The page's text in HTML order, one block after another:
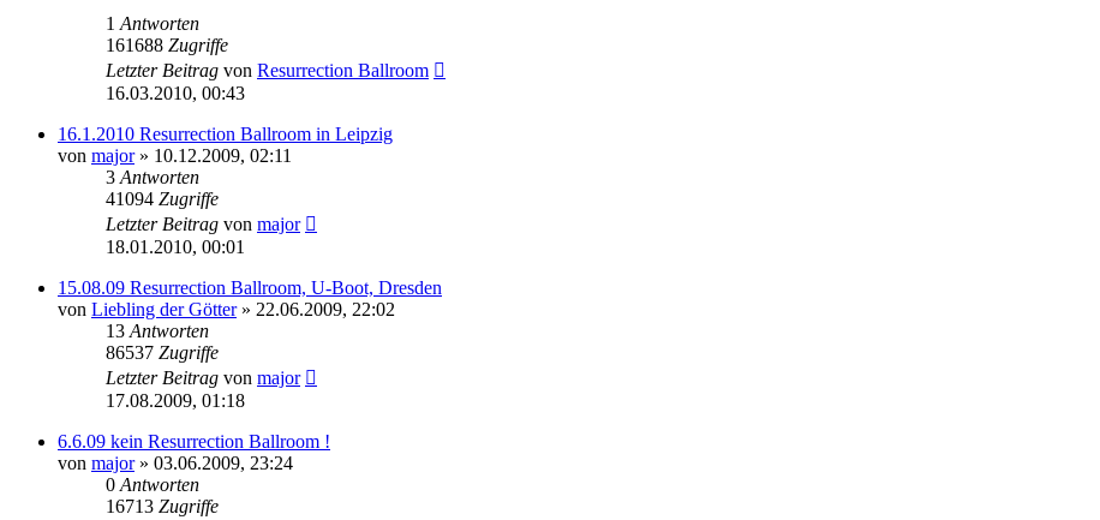
1Antworten
161688 Zugriffe
Letzter Beitrag von Resurrection Ballroom
16.03.2010, 00:43
16.1.2010 Resurrection Ballroom in Leipzig
von major» 10.12.2009, 02:11
3Antworten
41094 Zugriffe
Letzter Beitrag von major
18.01.2010, 00:01
15.08.09 Resurrection Ballroom, U-Boot, Dresden
von Liebling der Götter» 22.06.2009, 22:02
13Antworten
86537 Zugriffe
Letzter Beitrag von major
17.08.2009, 01:18
6.6.09 kein Resurrection Ballroom !
von major» 03.06.2009, 23:24
0Antworten
16713 Zugriffe